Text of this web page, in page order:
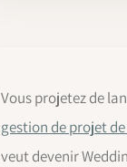
Vous projetez de
gestion de projet
veut devenir